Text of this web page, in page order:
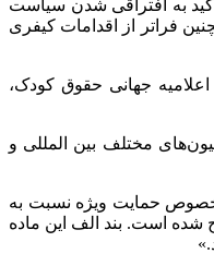
به افتراقی شدن سیاست
فراتر از اقدامات کیفری
جهانی حقوق کودک،
مختلف بین المللی و
خصوص حمایت ویژه نسبت به
است. بند الف این ماده